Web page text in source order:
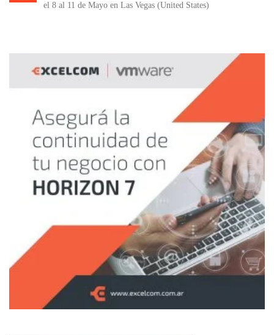
el 8 al 11 de Mayo en Las Vegas (United States)